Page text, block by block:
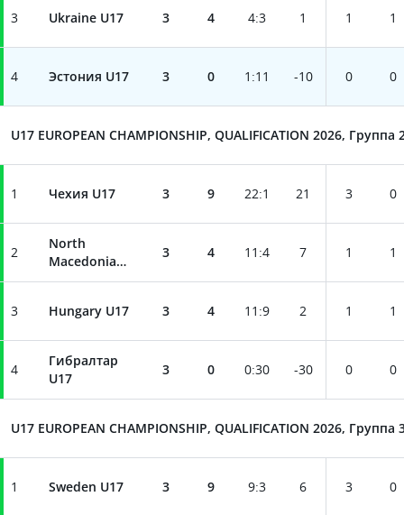
3 Ukraine U17 3 4 4:3 1 1 1
4 Эстония U17 3 0 1 :11 -10 0 0
U17 EUROPEAN CHAMPIONSHIP, QUALIFICATION 2026, Группа
1 Чехия U17 3 9 22:1 21 3 0
2
North
Macedonia
U17
3 4 11 :4 7 1 1
3 Hungary U17 3 4 11 :9 2 1 1
4
Гибралтар
U17
3 0 0:30 -30 0 0
U17 EUROPEAN CHAMPIONSHIP, QUALIFICATION 2026, Группа
1 Sweden U17 3 9 9:3 6 3 0